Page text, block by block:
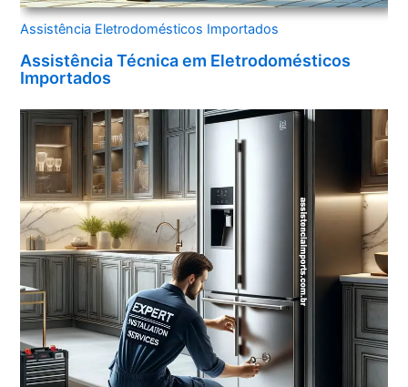
Assistência Eletrodomésticos Importados
Assistência Técnica em Eletrodomésticos
Importados